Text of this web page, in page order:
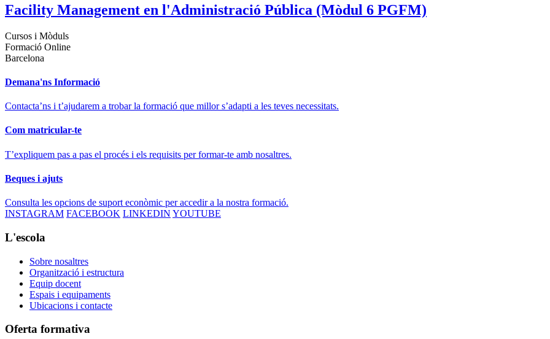
Facility Management en l'Administració Pública (Mòdul 6 PGFM)
Cursos i Mòduls
Formació Online
Barcelona
Demana'ns Informació
Contacta’ns i t’ajudarem a trobar la formació que millor s’adapti a les teves necessitats.
Com matricular-te
T’expliquem pas a pas el procés i els requisits per formar-te amb nosaltres.
Beques i ajuts
Consulta les opcions de suport econòmic per accedir a la nostra formació.
INSTAGRAM FACEBOOK LINKEDIN YOUTUBE
L'escola
Sobre nosaltres
Organització i estructura
Equip docent
Espais i equipaments
Ubicacions i contacte
Oferta formativa